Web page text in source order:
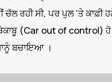
ਰਹੀ ਸੀ, ਪਰ ਪੁਲ ‘ਤੇ ਕਾਫ਼ੀ
(Car out of
ਬਚਾਇਆ ।